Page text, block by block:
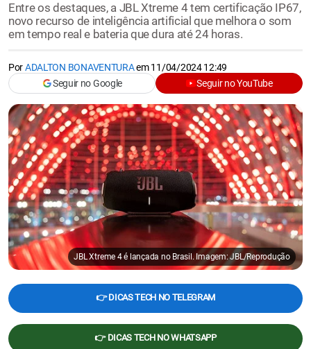
Entre os destaques, a JBL Xtreme 4 tem certificação IP67,
novo recurso de inteligência artificial que melhora o som
em tempo real e bateria que dura até 24 horas.
PorADALTON BONAVENTURAem11/04/2024 12:49
Seguir no Google
Seguir no YouTube
JBL Xtreme 4 é lançada no Brasil. Imagem: JBL/Reprodução
👉 DICAS TECH NO TELEGRAM
👉 DICAS TECH NO WHATSAPP